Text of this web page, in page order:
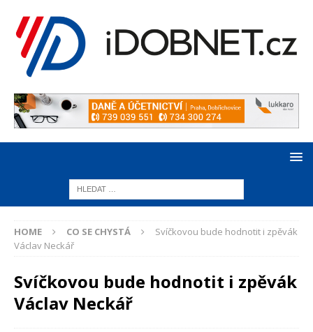
HOME CO SE CHYSTÁ
Svíčkovou bude hodnotit i zpěvák
Václav Neckář
Svíčkovou bude hodnotit i zpěvák
Václav Neckář